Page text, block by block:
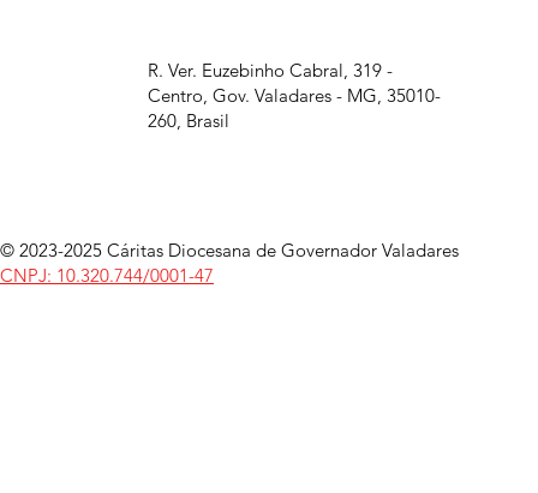
© 2023-2025 Cáritas Diocesana de Governador Valadares
CNPJ: 10.320.744/0001-47
R. Ver. Euzebinho Cabral, 319 -
Centro, Gov. Valadares - MG, 35010-
260, Brasil